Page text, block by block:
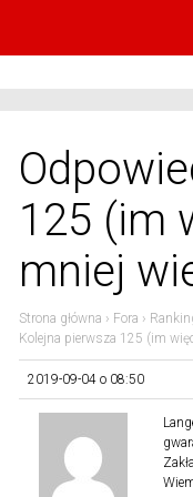
125 (im
mniej
Strona główna › Fora ›
Kolejna pierwsza 125 (im
2019-09-04 o 08:50